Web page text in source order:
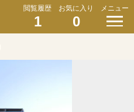
閲覧履歴
1
お気に入り
0
メニュー